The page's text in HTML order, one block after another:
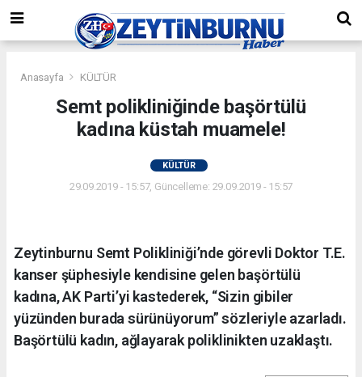
Anasayfa KÜLTÜR
Semt polikliniğinde başörtülü
kadına küstah muamele!
KÜLTÜR
29.09.2019 - 15:57, Güncelleme: 29.09.2019 - 15:57
Zeytinburnu Semt Polikliniği’nde görevli Doktor T.E.
kanser şüphesiyle kendisine gelen başörtülü
kadına, AK Parti’yi kastederek, “Sizin gibiler
yüzünden burada sürünüyorum” sözleriyle azarladı.
Başörtülü kadın, ağlayarak poliklinikten uzaklaştı.